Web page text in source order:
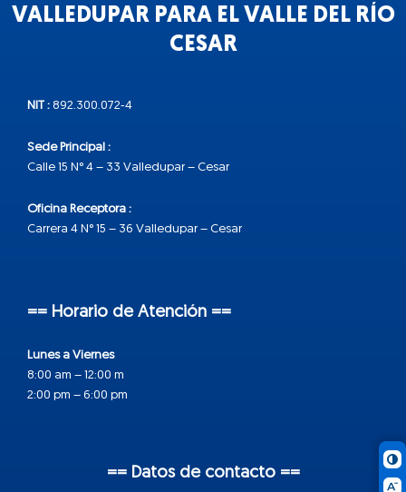
VALLEDUPAR PARA EL VALLE DEL RÍO
CESAR
NIT : 892.300.072-4
Sede Principal :
Calle 15 N° 4 – 33 Valledupar – Cesar
Oficina Receptora :
Carrera 4 N° 15 – 36 Valledupar – Cesar
== Horario de Atención ==
Lunes a Viernes
8:00 am – 12:00 m
2:00 pm – 6:00 pm
== Datos de contacto ==